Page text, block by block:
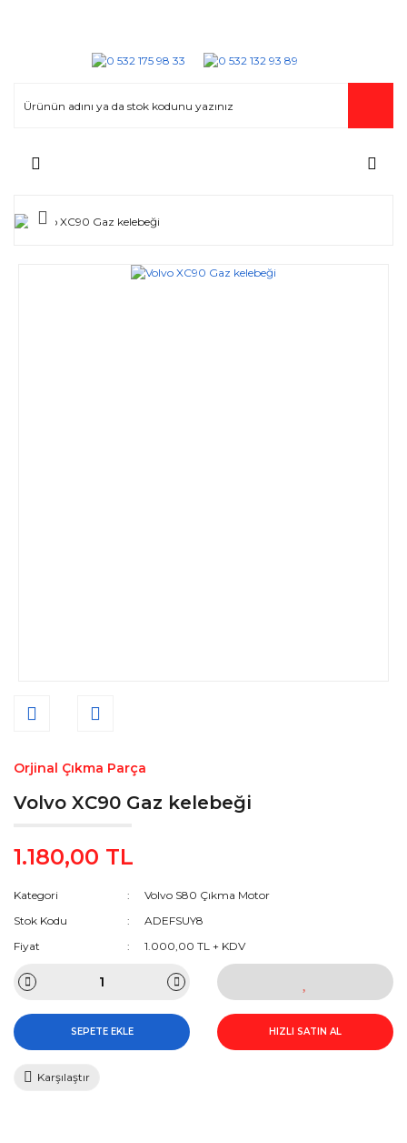
Orjinal Çıkma Parça
Volvo XC90 Gaz kelebeği
1.180,00 TL
Kategori
Volvo S80 Çıkma Motor
Stok Kodu
ADEFSUY8
Fiyat
1.000,00 TL + KDV
SEPETE EKLE HIZLI SATIN AL
Karşılaştır